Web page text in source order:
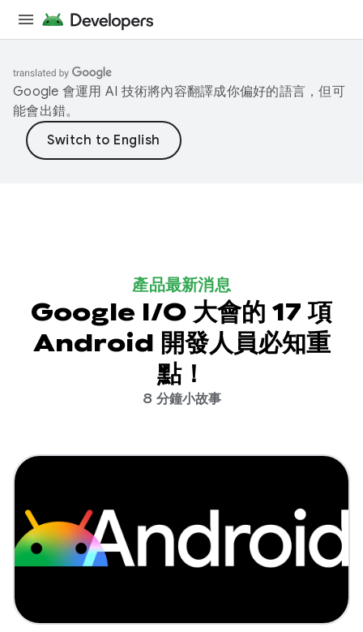
Google 會運用 AI 技術將內容翻譯成你偏好的語言，但可
能會出錯。
產品最新消息
Google I/O 大會的 17 項
Android 開發人員必知重
點！
8 分鐘小故事